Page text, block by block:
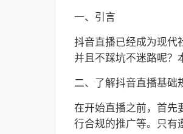
一、引言
抖音直播已经成为现代
并且不踩坑不迷路呢？
二、了解抖音直播基础
在开始直播之前，首先
行合规的推广等。只有